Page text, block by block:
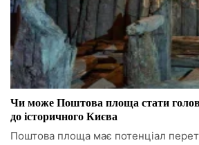
Чи може Поштова площа стати
до історичного Києва
Поштова площа має потенціал